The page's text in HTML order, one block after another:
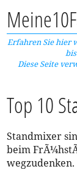
Erfahren Sie hier
Diese Seite
Top 10
Standmixer
beim